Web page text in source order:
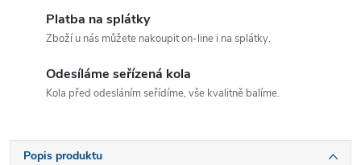
Platba na splátky
Zboží u nás můžete nakoupit on-line i na splátky.
Odesíláme seřízená kola
Kola před odesláním seřídíme, vše kvalitně balíme.
Popis produktu